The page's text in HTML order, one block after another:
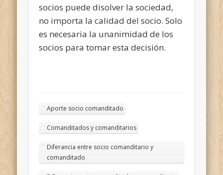
socios puede disolver la sociedad,
no importa la calidad del socio. Solo
es necesaria la unanimidad de los
socios para tomar esta decisión.
Aporte socio comanditado
Comanditados y comanditarios
Diferancia entre socio comanditario y
comanditado